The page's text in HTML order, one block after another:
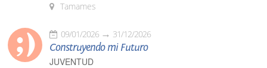
Tamames
09/01/2026 31/12/2026
Construyendo mi Futuro
JUVENTUD